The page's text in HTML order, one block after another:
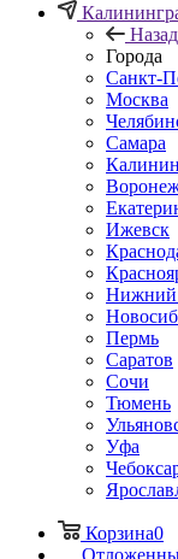
Назад
Города
Санкт-
Москва
Самара
Ижевск
Нижний
Пермь
Саратов
Сочи
Тюмень
Уфа
Корзина0